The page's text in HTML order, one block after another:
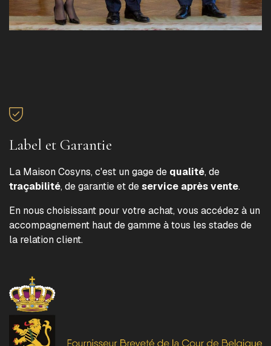
Label et Garantie
La Maison Cosyns, c'est un gage de qualité, de
traçabilité, de garantie et deservice après vente.
En nous choisissant pour votre achat, vous accédez à un
accompagnement haut de gamme à tous les stades de
la relation client.